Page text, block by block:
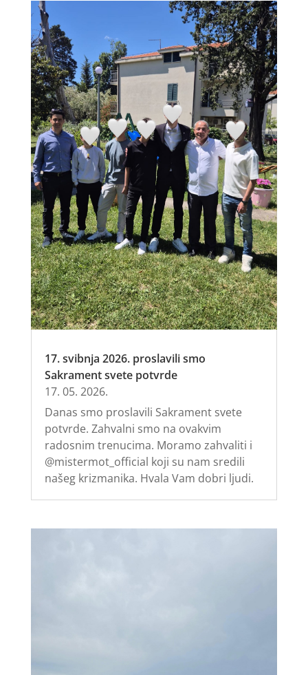
17. svibnja 2026. proslavili smo
Sakrament svete potvrde
17. 05. 2026.
Danas smo proslavili Sakrament svete
potvrde. Zahvalni smo na ovakvim
radosnim trenucima. Moramo zahvaliti i
@mistermot_official koji su nam sredili
našeg krizmanika. Hvala Vam dobri ljudi.